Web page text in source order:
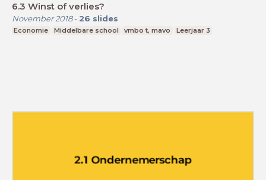
6.3 Winst of verlies?
November 2018- 26 slides
Economie Middelbare school vmbo t, mavo Leerjaar 3